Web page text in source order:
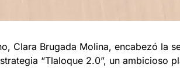
Clara Brugada Molina, encabezó la
“Tlaloque 2.0”, un ambicioso